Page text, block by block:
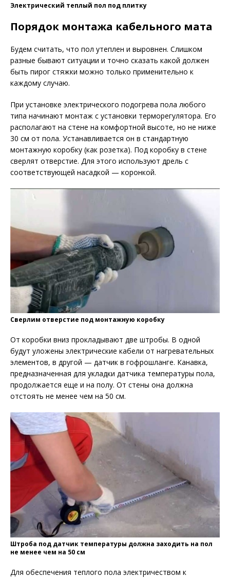
Электрический теплый пол под плитку
Порядок монтажа кабельного мата
Будем считать, что пол утеплен и выровнен. Слишком
разные бывают ситуации и точно сказать какой должен
быть пирог стяжки можно только применительно к
каждому случаю.
При установке электрического подогрева пола любого
типа начинают монтаж с установки терморегулятора. Его
располагают на стене на комфортной высоте, но не ниже
30 см от пола. Устанавливается он в стандартную
монтажную коробку (как розетка). Под коробку в стене
сверлят отверстие. Для этого используют дрель с
соответствующей насадкой — коронкой.
Сверлим отверстие под монтажную коробку
От коробки вниз прокладывают две штробы. В одной
будут уложены электрические кабели от нагревательных
элементов, в другой — датчик в гофрошланге. Канавка,
предназначенная для укладки датчика температуры пола,
продолжается еще и на полу. От стены она должна
отстоять не менее чем на 50 см.
Штроба под датчик температуры должна заходить на пол
не менее чем на 50 см
Для обеспечения теплого пола электричеством к